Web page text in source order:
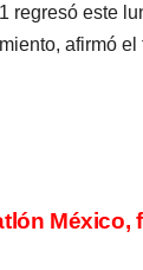
regresó este
afirmó
México,